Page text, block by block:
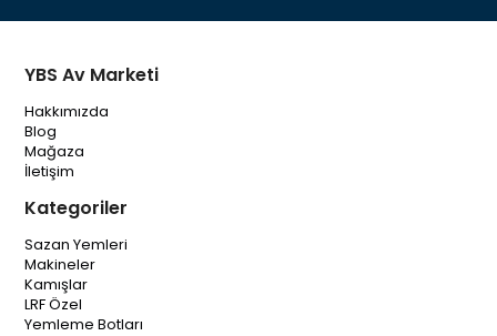
YBS Av Marketi
Hakkımızda
Blog
Mağaza
İletişim
Kategoriler
Sazan Yemleri
Makineler
Kamışlar
LRF Özel
Yemleme Botları